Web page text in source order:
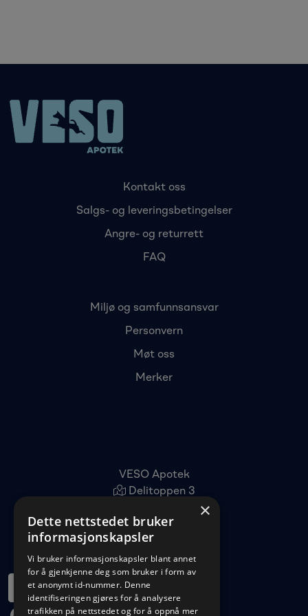
Kontakt oss
Salgs- og leveringsbetingelser
Angre- og returrett
FAQ
Miljø og samfunnsansvar
Personvern
Møt oss
Merker
VESO Apotek
Delitoppen 3
22 96 11 00
kundeservice@veso.no
×
Dette nettstedet bruker
informasjonskapsler
Vi bruker informasjonskapsler blant annet
for å gjenkjenne deg som bruker i form av
et anonymt id-nummer. Denne
identifiseringen gjøres for å analysere
trafikken på nettstedet og for å oppnå mer